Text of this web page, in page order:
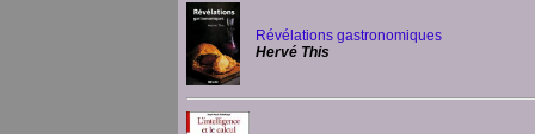
Révélations gastronomiques
Hervé This